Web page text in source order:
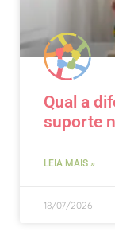
Qual a
suporte
LEIA MAIS »
18/07/2026